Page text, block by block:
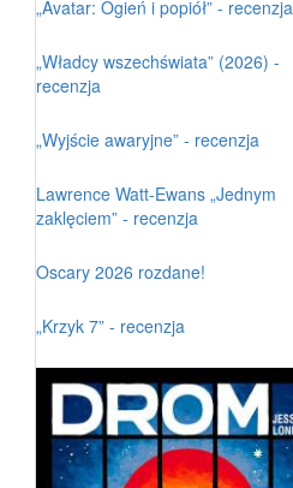
„Avatar: Ogień i popiół” - recenzja
„Władcy wszechświata” (2026) -
recenzja
„Wyjście awaryjne” - recenzja
Lawrence Watt-Ewans „Jednym
zaklęciem” - recenzja
Oscary 2026 rozdane!
„Krzyk 7” - recenzja